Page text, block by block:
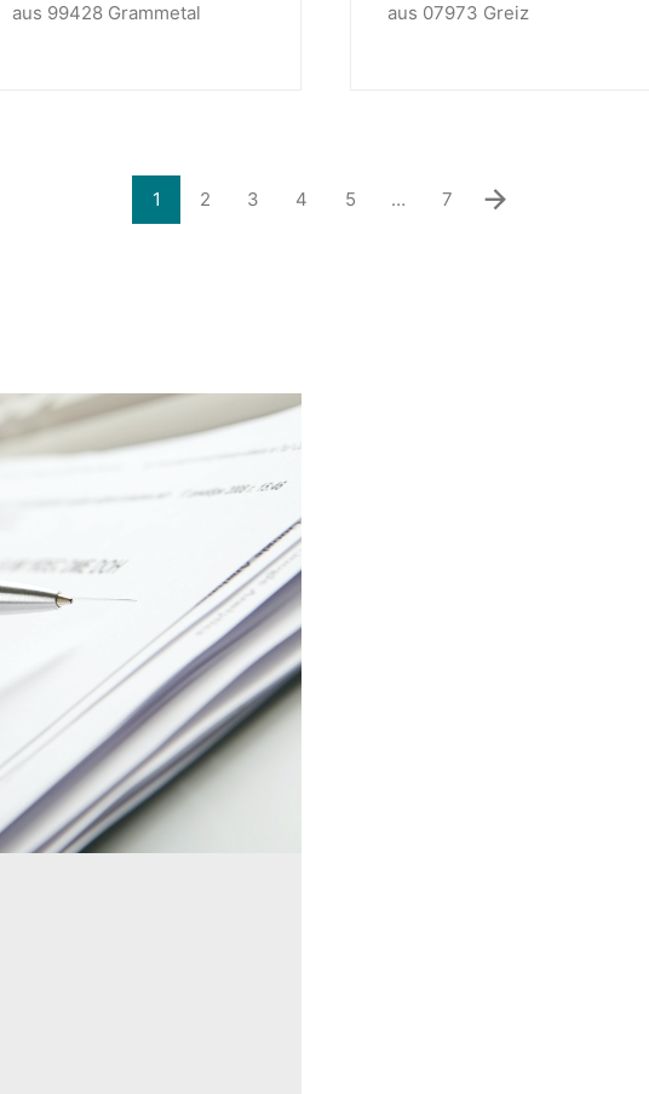
aus 99428 Grammetal
aus 07973 Greiz
1 2 3 4 5 … 7